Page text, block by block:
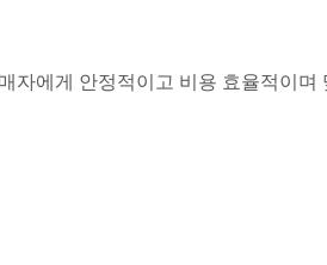
자에게 안정적이고 비용 효율적이며